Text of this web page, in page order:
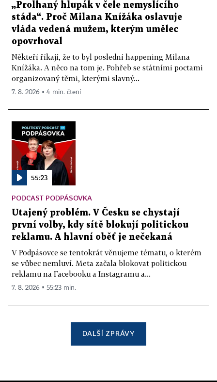
„Prolhaný hlupák v čele nemyslícího
stáda“. Proč Milana Knížáka oslavuje
vláda vedená mužem, kterým umělec
opovrhoval
Někteří říkají, že to byl poslední happening Milana
Knížáka. A něco na tom je. Pohřeb se státními poctami
organizovaný těmi, kterými slavný...
7. 8. 2026 ▪ 4 min. čtení
55:23
PODCAST PODPÁSOVKA
Utajený problém. V Česku se chystají
první volby, kdy sítě blokují politickou
reklamu. A hlavní oběť je nečekaná
V Podpásovce se tentokrát věnujeme tématu, o kterém
se vůbec nemluví. Meta začala blokovat politickou
reklamu na Facebooku a Instagramu a...
7. 8. 2026 ▪ 55:23 min.
DALŠÍ ZPRÁVY